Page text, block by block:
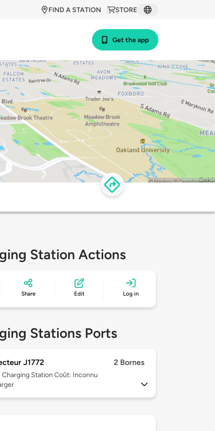
STORE
FIND A STATION
Get the app
Station Actions
Share Edit Log in
Stations Ports
J1772 2 Bornes
Charging Station Coût: Inconnu